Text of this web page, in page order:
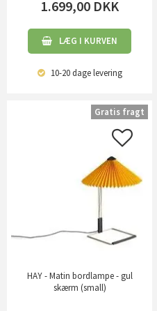
1.699,00 DKK
LÆG I KURVEN
10-20 dagelevering
HAY - Matin bordlampe - gul
skærm (small)
Gratis fragt